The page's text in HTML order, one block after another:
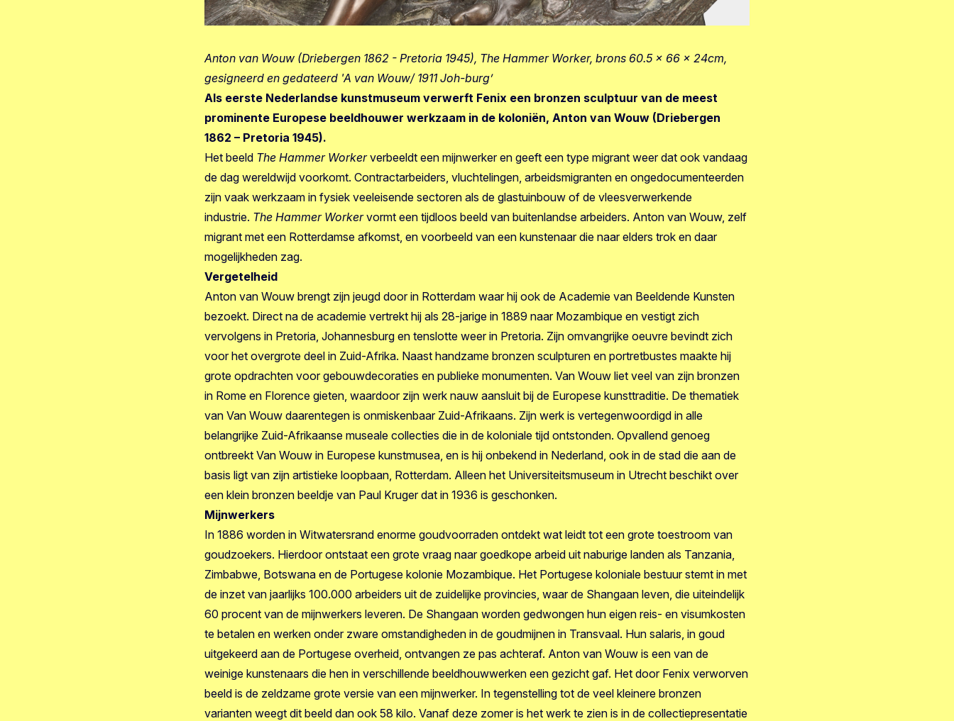
Anton van Wouw (Driebergen 1862 - Pretoria 1945), The Hammer Worker, brons 60.5 x 66 x 24cm,
gesigneerd en gedateerd 'A van Wouw/ 1911 Joh-burg’
Als eerste Nederlandse kunstmuseum verwerft Fenix een bronzen sculptuur van de meest
prominente Europese beeldhouwer werkzaam in de koloniën, Anton van Wouw (Driebergen
1862 – Pretoria 1945).
Het beeld The Hammer Workerverbeeldt een mijnwerker en geeft een type migrant weer dat ook vandaag
de dag wereldwijd voorkomt. Contractarbeiders, vluchtelingen, arbeidsmigranten en ongedocumenteerden
zijn vaak werkzaam in fysiek veeleisende sectoren als de glastuinbouw of de vleesverwerkende
industrie. The Hammer Workervormt een tijdloos beeld van buitenlandse arbeiders. Anton van Wouw, zelf
migrant met een Rotterdamse afkomst, en voorbeeld van een kunstenaar die naar elders trok en daar
mogelijkheden zag.
Vergetelheid
Anton van Wouw brengt zijn jeugd door in Rotterdam waar hij ook de Academie van Beeldende Kunsten
bezoekt. Direct na de academie vertrekt hij als 28-jarige in 1889 naar Mozambique en vestigt zich
vervolgens in Pretoria, Johannesburg en tenslotte weer in Pretoria. Zijn omvangrijke oeuvre bevindt zich
voor het overgrote deel in Zuid-Afrika. Naast handzame bronzen sculpturen en portretbustes maakte hij
grote opdrachten voor gebouwdecoraties en publieke monumenten. Van Wouw liet veel van zijn bronzen
in Rome en Florence gieten, waardoor zijn werk nauw aansluit bij de Europese kunsttraditie. De thematiek
van Van Wouw daarentegen is onmiskenbaar Zuid-Afrikaans. Zijn werk is vertegenwoordigd in alle
belangrijke Zuid-Afrikaanse museale collecties die in de koloniale tijd ontstonden. Opvallend genoeg
ontbreekt Van Wouw in Europese kunstmusea, en is hij onbekend in Nederland, ook in de stad die aan de
basis ligt van zijn artistieke loopbaan, Rotterdam. Alleen het Universiteitsmuseum in Utrecht beschikt over
een klein bronzen beeldje van Paul Kruger dat in 1936 is geschonken.
Mijnwerkers
In 1886 worden in Witwatersrand enorme goudvoorraden ontdekt wat leidt tot een grote toestroom van
goudzoekers. Hierdoor ontstaat een grote vraag naar goedkope arbeid uit naburige landen als Tanzania,
Zimbabwe, Botswana en de Portugese kolonie Mozambique. Het Portugese koloniale bestuur stemt in met
de inzet van jaarlijks 100.000 arbeiders uit de zuidelijke provincies, waar de Shangaan leven, die uiteindelijk
60 procent van de mijnwerkers leveren. De Shangaan worden gedwongen hun eigen reis- en visumkosten
te betalen en werken onder zware omstandigheden in de goudmijnen in Transvaal. Hun salaris, in goud
uitgekeerd aan de Portugese overheid, ontvangen ze pas achteraf. Anton van Wouw is een van de
weinige kunstenaars die hen in verschillende beeldhouwwerken een gezicht gaf. Het door Fenix verworven
beeld is de zeldzame grote versie van een mijnwerker. In tegenstelling tot de veel kleinere bronzen
varianten weegt dit beeld dan ook 58 kilo. Vanaf deze zomer is het werk te zien is in de collectiepresentatie